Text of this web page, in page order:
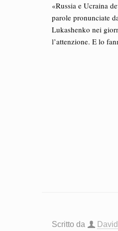
«Russia e Ucraina
parole pronunciate
Lukashenko nei
l’attenzione. E lo
Scritto da